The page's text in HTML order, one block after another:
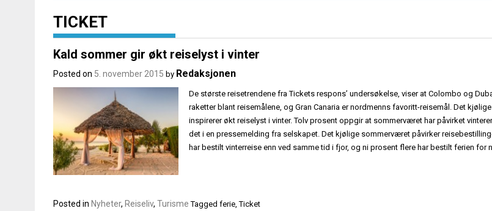
TICKET
Kald sommer gir økt reiselyst i vinter
Posted on 5. november 2015 by Redaksjonen
De største reisetrendene fra Tickets respons’ undersøkelse, viser at Colombo og
raketter blant reisemålene, og Gran Canaria er nordmenns favoritt-reisemål. Det
inspirerer økt reiselyst i vinter. Tolv prosent oppgir at sommerværet har påvirket
det i en pressemelding fra selskapet. Det kjølige sommerværet påvirker
har bestilt vinterreise enn ved samme tid i fjor, og ni prosent flere har bestilt ferien for
Posted in Nyheter, Reiseliv, Turisme Tagged ferie,Ticket